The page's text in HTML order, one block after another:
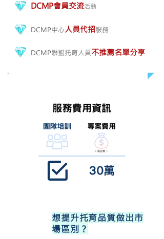
DCMP會員交流​活動
DCMP中心人員代招服務
DCMP聯盟托育人員不推薦名單分享
想提升托育品質做出市
場區別？